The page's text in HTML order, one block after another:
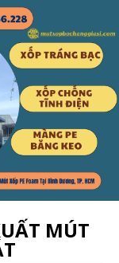
MÚT